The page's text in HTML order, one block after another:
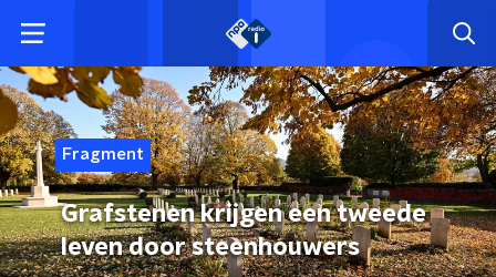
Fragment
Grafstenen krijgen een tweede
leven door steenhouwers